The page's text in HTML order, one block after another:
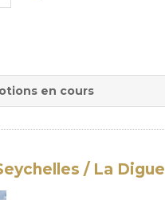
en cours
/ La Digue